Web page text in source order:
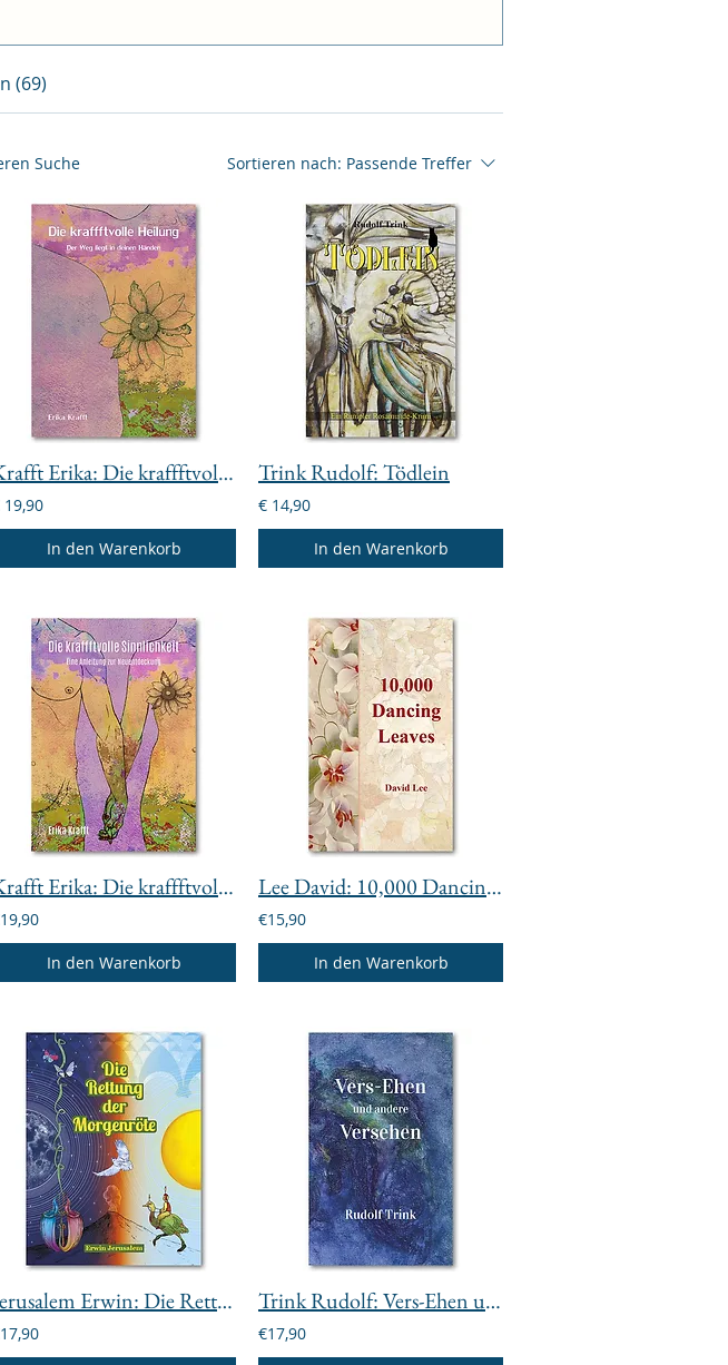
(69)
Suche Sortieren nach: Passende Treffer
Krafft Erika: Die kraffftvolle Heilung
19,90
In den Warenkorb
Trink Rudolf: Tödlein
€ 14,90
In den Warenkorb
Krafft Erika: Die kraffftvolle Sinnlichkeit
In den Warenkorb
Lee David: 10,000 Dancing Leaves
€15,90
In den Warenkorb
Jerusalem Erwin: Die Rettung der Morgenröte Trink Rudolf: Vers-Ehen und andere Versehen
€17,90